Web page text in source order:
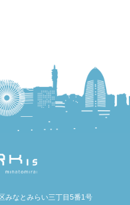
みなとみらい三丁目5番1号